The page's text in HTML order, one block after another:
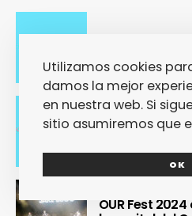
Se cierra un
OUR Fest
Utilizamos cookies
damos la mejor
en nuestra web. Si
sitio asumiremos que
OK